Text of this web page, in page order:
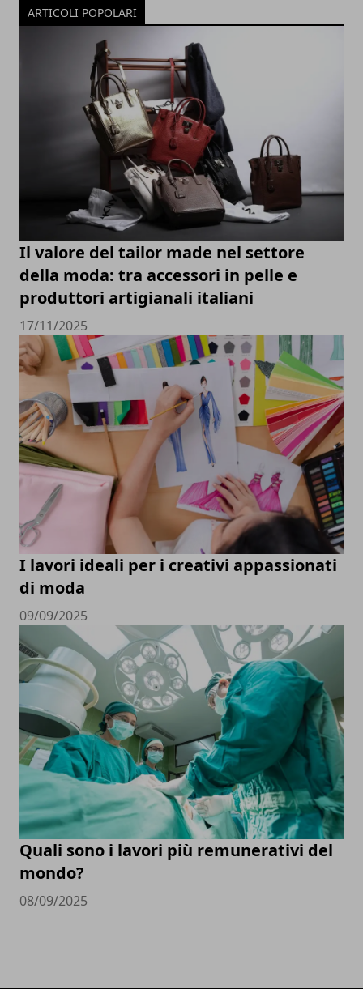
ARTICOLI POPOLARI
Il valore del tailor made nel settore
della moda: tra accessori in pelle e
produttori artigianali italiani
17/11/2025
I lavori ideali per i creativi appassionati
di moda
09/09/2025
Quali sono i lavori più remunerativi del
mondo?
08/09/2025